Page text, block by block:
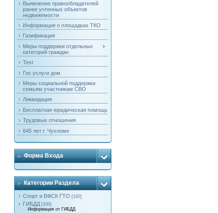
Выявление правообладателей
ранее учтенных объектов
недвижемости
Информация о площадках ТКО
Газификация
Меры поддержки отдельных
категорий граждан
Test
Гос.услуги дом
Меры социальной поддержки
семьям участникам СВО
Ликвидация
Бесплатная юридическая помощь
Трудовые отношения
645 лет г. Чухломе
Форма Входа
Категории Раздела
Спорт и ВФСК ГТО [192]
ГИБДД [330]
Информация от ГИБДД